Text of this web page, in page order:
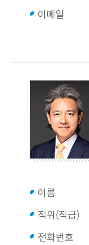
이메일
이름
직위(직급)
전화번호